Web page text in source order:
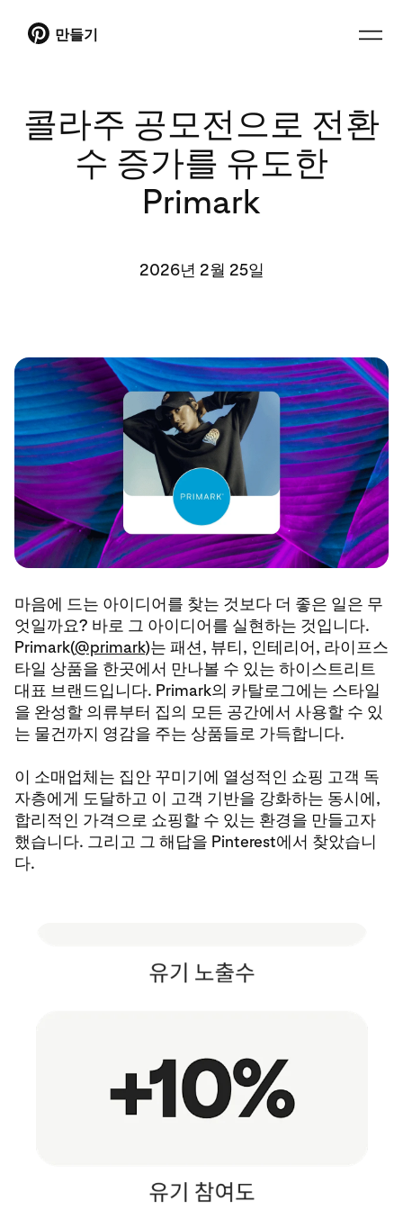
만들기
콜라주 공모전으로 전환
수 증가를 유도한
Primark
2026년 2월 25일
마음에 드는 아이디어를 찾는 것보다 더 좋은 일은 무
엇일까요? 바로 그 아이디어를 실현하는 것입니다.
Primark(@primark)는 패션, 뷰티, 인테리어, 라이프스
타일 상품을 한곳에서 만나볼 수 있는 하이스트리트
대표 브랜드입니다. Primark의 카탈로그에는 스타일
을 완성할 의류부터 집의 모든 공간에서 사용할 수 있
는 물건까지 영감을 주는 상품들로 가득합니다.
이 소매업체는 집안 꾸미기에 열성적인 쇼핑 고객 독
자층에게 도달하고 이 고객 기반을 강화하는 동시에,
합리적인 가격으로 쇼핑할 수 있는 환경을 만들고자
했습니다. 그리고 그 해답을 Pinterest에서 찾았습니
다.